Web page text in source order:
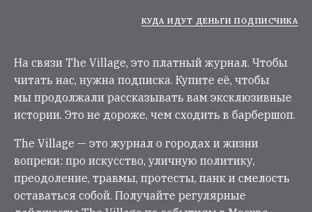
КУДА ИДУТ ДЕНЬГИ ПОДПИСЧИКА
На связи The Village, это платный журнал. Чтобы
читать нас, нужна подписка. Купите её, чтобы
мы продолжали рассказывать вам эксклюзивные
истории. Это не дороже, чем сходить в барбершоп.
The Village — это журнал о городах и жизни
вопреки: про искусство, уличную политику,
преодоление, травмы, протесты, панк и смелость
оставаться собой. Получайте регулярные